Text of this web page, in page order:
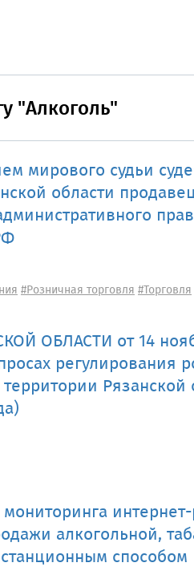
"Алкоголь"
мирового судьи
области
#Розничная торговля#Торговля
ОБЛАСТИ от 14
регулирования
мониторинга
алкогольной,
способом